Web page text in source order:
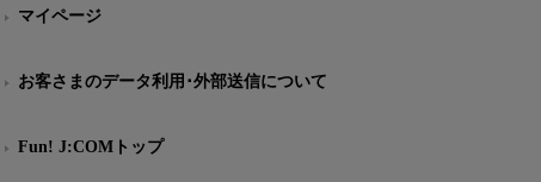
マイページ
お客さまのデータ利用･外部送信について
Fun! J:COMトップ